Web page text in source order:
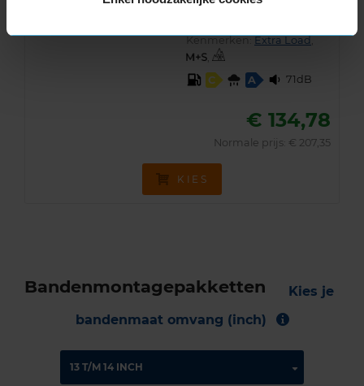
Kenmerken: Extra Load
C
A 71dB
€ 134,78
Normale prijs: € 207,35
KIES
Bandenmontagepakketten
Kies je
bandenmaat omvang (inch)